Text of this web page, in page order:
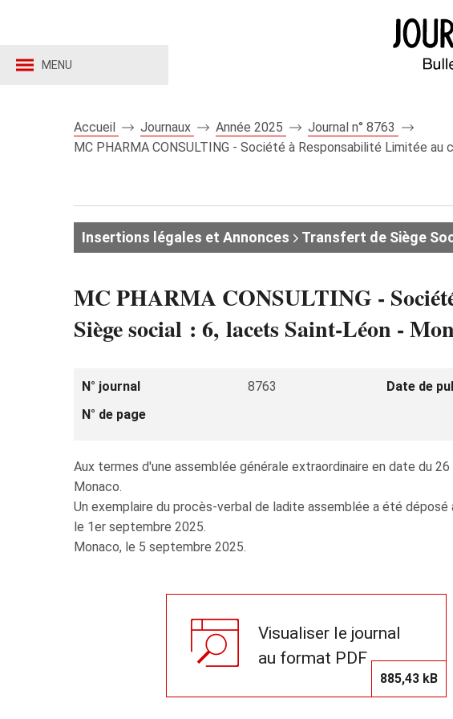
MENU
Accueil Journaux Année 2025
Journal n° 8763
MC PHARMA CONSULTING - Société à Responsabilité Limitée
Insertions légales et Annonces Transfert de Siège
MC PHARMA CONSULTING -
Siège social : 6, lacets Saint-Léon -
N° journal 8763 Date de
N° de page
Aux termes d'une assemblée générale extraordinaire en date du
Monaco.
Un exemplaire du procès-verbal de ladite assemblée a été
le 1er septembre 2025.
Monaco, le 5 septembre 2025.
Visualiser le journal
au format PDF
885,43 kB